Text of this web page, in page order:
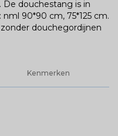
douchestang is in
90*90 cm, 75*125 cm.
douchegordijnen
Kenmerken